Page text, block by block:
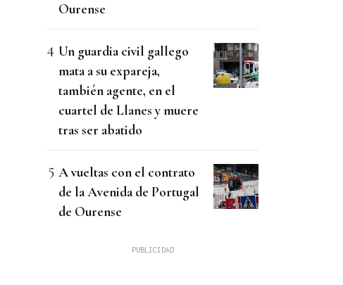
Ourense
Un guardia civil gallego
mata a su expareja,
también agente, en el
cuartel de Llanes y muere
tras ser abatido
A vueltas con el contrato
de la Avenida de Portugal
de Ourense